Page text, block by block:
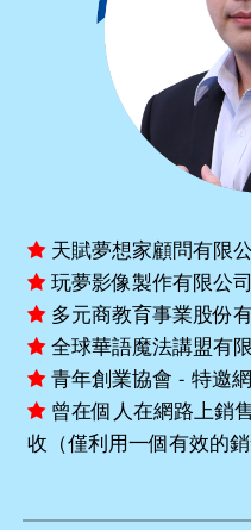
天賦夢想家顧問有限
玩夢影像製作有限公
多元商教育事業股份
全球華語魔法講盟有
青年創業協會 - 特邀
曾在個人在網路上銷
收（僅利用一個有效的銷